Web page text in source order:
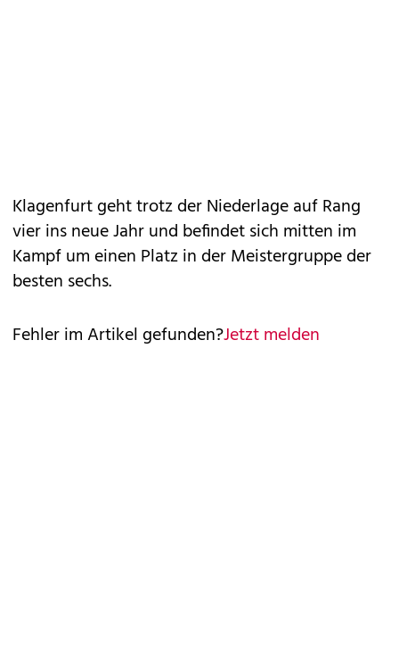
Klagenfurt geht trotz der Niederlage auf Rang
vier ins neue Jahr und befindet sich mitten im
Kampf um einen Platz in der Meistergruppe der
besten sechs.
Fehler im Artikel gefunden?Jetzt melden